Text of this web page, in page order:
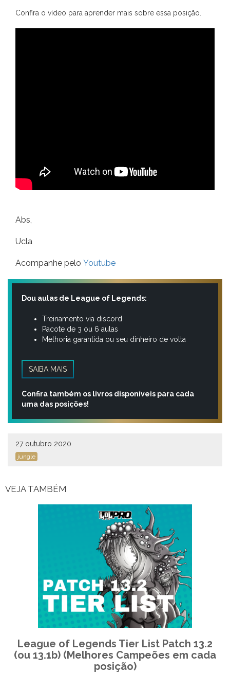
Confira o vídeo para aprender mais sobre essa posição.
Abs,
Ucla
Acompanhe pelo Youtube
Dou aulas de League of Legends:
Treinamento via discord
Pacote de 3 ou 6 aulas
Melhoria garantida ou seu dinheiro de volta
SAIBA MAIS
Confira também os livros disponíveis para cada
uma das posições!
27 outubro 2020
jungle
VEJA TAMBÉM
League of Legends Tier List Patch 13.2
(ou 13.1b) (Melhores Campeões em cada
posição)